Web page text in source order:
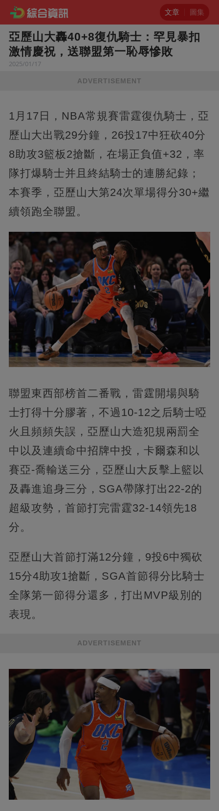
文章 圖集
亞歷山大轟40+8復仇騎士：罕見暴扣
激情慶祝，送聯盟第一恥辱慘敗
2025/01/17
ADVERTISEMENT
1月17日，NBA常規賽雷霆復仇騎士，亞
歷山大出戰29分鐘，26投17中狂砍40分
8助攻3籃板2搶斷，在場正負值+32，率
隊打爆騎士并且終結騎士的連勝紀錄；
本賽季，亞歷山大第24次單場得分30+繼
續領跑全聯盟。
聯盟東西部榜首二番戰，雷霆開場與騎
士打得十分膠著，不過10-12之后騎士啞
火且頻頻失誤，亞歷山大造犯規兩罰全
中以及連續命中招牌中投，卡爾森和以
賽亞-喬輸送三分，亞歷山大反擊上籃以
及轟進追身三分，SGA帶隊打出22-2的
超級攻勢，首節打完雷霆32-14領先18
分。
亞歷山大首節打滿12分鐘，9投6中獨砍
15分4助攻1搶斷，SGA首節得分比騎士
全隊第一節得分還多，打出MVP級別的
表現。
ADVERTISEMENT